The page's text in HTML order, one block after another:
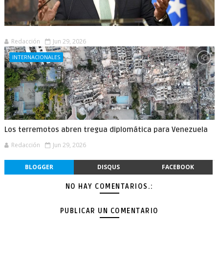
Redacción Jun 29, 2026
INTERNACIONALES
Los terremotos abren tregua diplomática para Venezuela
Redacción Jun 29, 2026
BLOGGER DISQUS FACEBOOK
NO HAY COMENTARIOS.:
PUBLICAR UN COMENTARIO